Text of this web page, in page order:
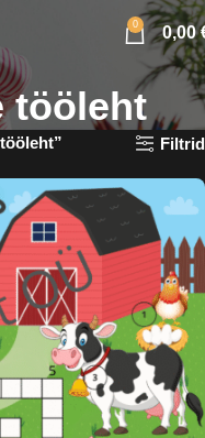
0 0,00
tööleht
Filtrid